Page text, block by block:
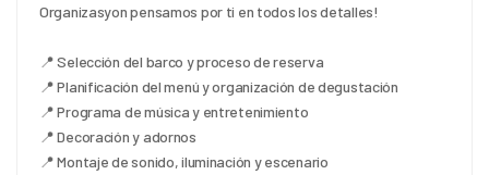
Organizasyon pensamos por ti en todos los detalles!
📍 Selección del barco y proceso de reserva
📍 Planificación del menú y organización de degustación
📍 Programa de música y entretenimiento
📍 Decoración y adornos
📍 Montaje de sonido, iluminación y escenario